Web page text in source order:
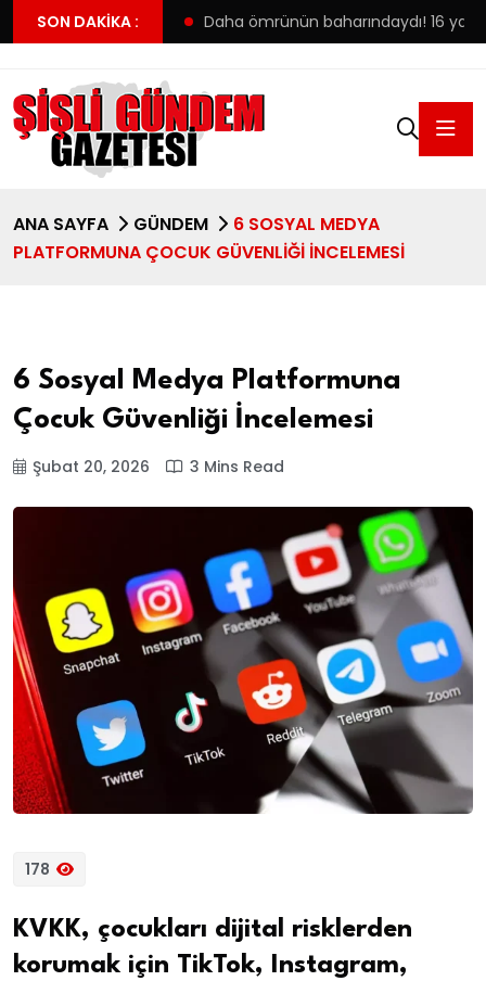
SON DAKIKA :
ilk tercihine yerleşti Daha ömrünün baharındaydı! 16
ANA SAYFA GÜNDEM
6 SOSYAL MEDYA
PLATFORMUNA ÇOCUK GÜVENLIĞI İNCELEMESI
6 Sosyal Medya Platformuna
Çocuk Güvenliği İncelemesi
Şubat 20, 2026 3 Mins Read
178
KVKK, çocukları dijital risklerden
korumak için TikTok, Instagram,